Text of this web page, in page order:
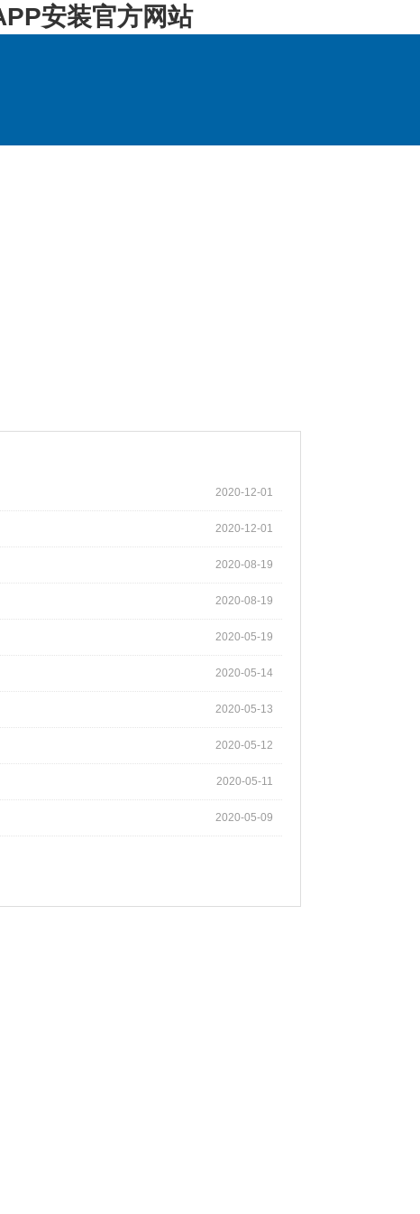
安装官方网站
2020-12-01
2020-12-01
2020-08-19
2020-08-19
2020-05-19
2020-05-14
2020-05-13
2020-05-12
2020-05-11
2020-05-09